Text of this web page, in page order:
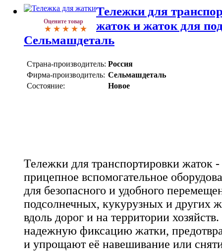
Оцените товар
Тележки для
жаток и жаток для
Сельмашдеталь
Страна-производитель: Россия
Фирма-производитель: Сельмашдеталь
Состояние:
Новое
Тележки для транспортировки жаток -
прицепное вспомогательное
для безопасного и удобного
подсолнечных, кукурузных и других
вдоль дорог и на территории
надежную фиксацию жатки,
и упрощают её навешивание или